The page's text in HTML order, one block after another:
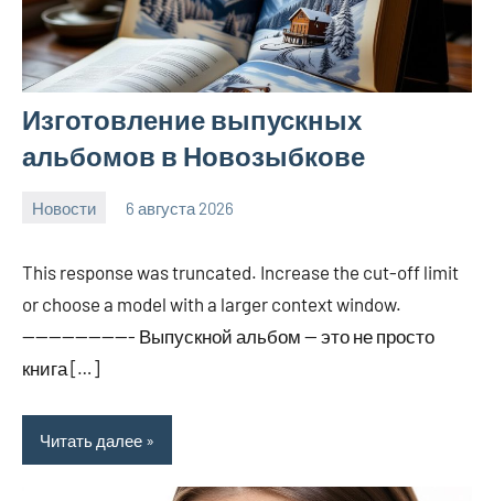
Изготовление выпускных
альбомов в Новозыбкове
Новости 6 августа 2026
This response was truncated. Increase the cut-off limit
or choose a model with a larger context window.
————————- Выпускной альбом — это не просто
книга […]
Читать далее